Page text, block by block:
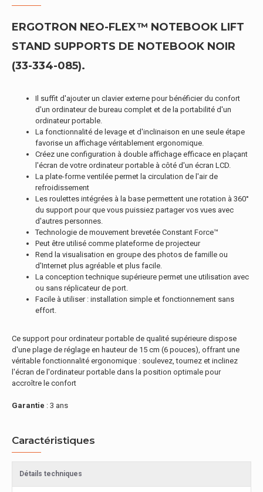
ERGOTRON NEO-FLEX™ NOTEBOOK LIFT
STAND SUPPORTS DE NOTEBOOK NOIR
(33-334-085).
Il suffit d'ajouter un clavier externe pour bénéficier du confort
d'un ordinateur de bureau complet et de la portabilité d'un
ordinateur portable.
La fonctionnalité de levage et d'inclinaison en une seule étape
favorise un affichage véritablement ergonomique.
Créez une configuration à double affichage efficace en plaçant
l'écran de votre ordinateur portable à côté d'un écran LCD.
La plate-forme ventilée permet la circulation de l'air de
refroidissement
Les roulettes intégrées à la base permettent une rotation à 360°
du support pour que vous puissiez partager vos vues avec
d'autres personnes.
Technologie de mouvement brevetée Constant Force™
Peut être utilisé comme plateforme de projecteur
Rend la visualisation en groupe des photos de famille ou
d'Internet plus agréable et plus facile.
La conception technique supérieure permet une utilisation avec
ou sans réplicateur de port.
Facile à utiliser : installation simple et fonctionnement sans
effort.
Ce support pour ordinateur portable de qualité supérieure dispose
d'une plage de réglage en hauteur de 15 cm (6 pouces), offrant une
véritable fonctionnalité ergonomique : soulevez, tournez et inclinez
l'écran de l'ordinateur portable dans la position optimale pour
accroître le confort
Garantie : 3 ans
Caractéristiques
Détails techniques